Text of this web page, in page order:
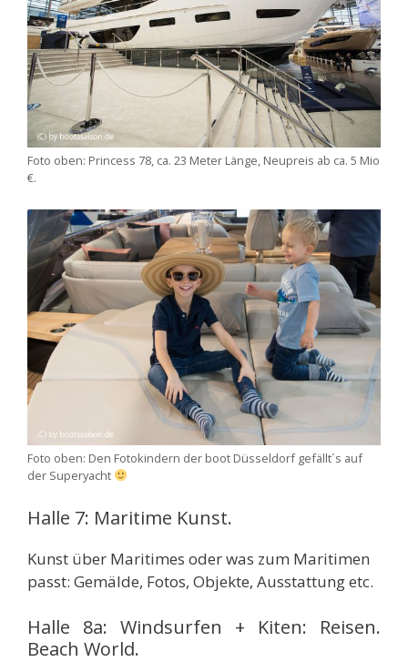
Foto oben: Princess 78, ca. 23 Meter Länge, Neupreis ab ca. 5 Mio
€.
Foto oben: Den Fotokindern der boot Düsseldorf gefällt´s auf
der Superyacht
Halle 7: Maritime Kunst.
Kunst über Maritimes oder was zum Maritimen
passt: Gemälde, Fotos, Objekte, Ausstattung etc.
Halle 8a: Windsurfen + Kiten: Reisen.
Beach World.